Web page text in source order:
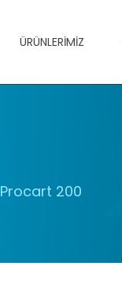
ÜRÜNLERIMIZ
Procart 200